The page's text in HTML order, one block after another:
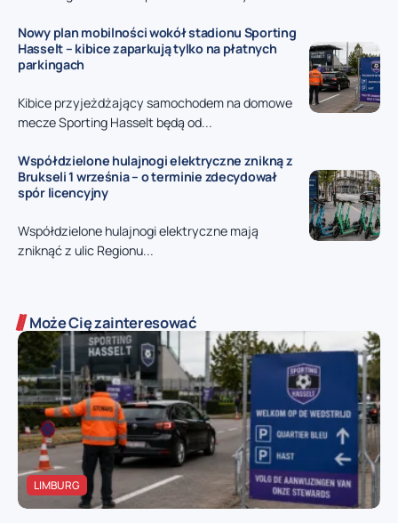
Nowy plan mobilności wokół stadionu Sporting
Hasselt – kibice zaparkują tylko na płatnych
parkingach
Kibice przyjeżdżający samochodem na domowe
mecze Sporting Hasselt będą od...
Współdzielone hulajnogi elektryczne znikną z
Brukseli 1 września – o terminie zdecydował
spór licencyjny
Współdzielone hulajnogi elektryczne mają
zniknąć z ulic Regionu...
Może Cię zainteresować
LIMBURG